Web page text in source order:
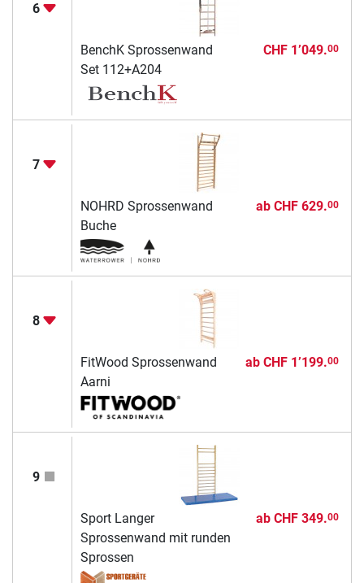
6
BenchK Sprossenwand
Set 112+A204
CHF 1’049.00
7
NOHRD Sprossenwand
Buche
ab CHF 629.00
8
FitWood Sprossenwand
Aarni
ab CHF 1’199.00
9
Sport Langer
Sprossenwand mit runden
Sprossen
ab CHF 349.00